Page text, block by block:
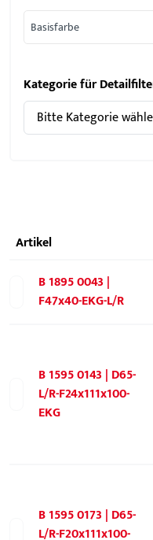
Basisfarbe
Kategorie für
Artikel
B 1895 0043 |
F47x40-EKG-L/R
B 1595 0143 | D65-
L/R-F24x111x100-
EKG
B 1595 0173 | D65-
L/R-F20x111x100-